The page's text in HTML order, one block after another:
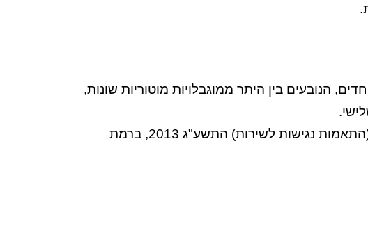
הנובעים בין היתר ממוגבלויות מוטוריות שונות,
אנו עושים מאמצים שהאתר שלנו יעמוד בדרישות תקנות שיוויון זכויות לאנשים עם מוגבלות (התאמות נגישות לשירות) התשע"ג 2013, ברמת